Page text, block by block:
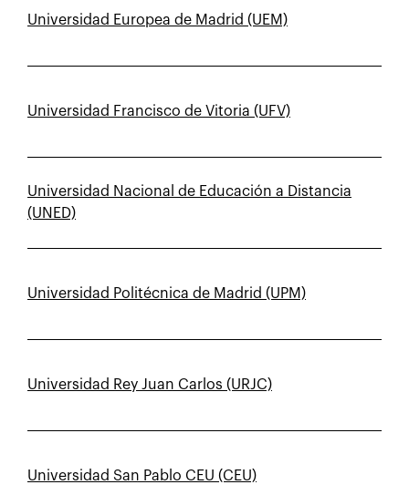
Universidad Europea de Madrid (UEM)
Universidad Francisco de Vitoria (UFV)
Universidad Nacional de Educación a Distancia
(UNED)
Universidad Politécnica de Madrid (UPM)
Universidad Rey Juan Carlos (URJC)
Universidad San Pablo CEU (CEU)